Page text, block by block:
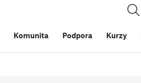
Komunita Podpora Kurzy